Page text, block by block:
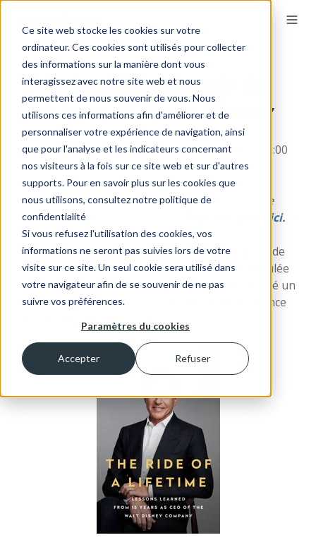
Ce site web stocke les cookies sur votre
ordinateur. Ces cookies sont utilisés pour collecter
des informations sur la manière dont vous
interagissez avec notre site web et nous
permettent de nous souvenir de vous. Nous
utilisons ces informations afin d'améliorer et de
personnaliser votre expérience de navigation, ainsi
que pour l'analyse et les indicateurs concernant
nos visiteurs à la fois sur ce site web et sur d'autres
supports. Pour en savoir plus sur les cookies que
nous utilisons, consultez notre politique de
confidentialité
Si vous refusez l'utilisation des cookies, vos
informations ne seront pas suivies lors de votre
visite sur ce site. Un seul cookie sera utilisé dans
votre navigateur afin de se souvenir de ne pas
suivre vos préférences.
Paramètres du cookies
Accepter Refuser
Trois leçons à retenir de
Bob Iger, PDG de Disney
parLouis-Samuel Jacquesle 16 janv. 2026 05:00:00
Avant de commencer, court rappel : plusieurs
activités à très haute valeur sont au programme
dans les prochaines semaines.
Toute l'info est ici.
Je viens de terminer l'excellente autobiographie de
Bob Iger, PDG de Walt Disney depuis 2005, intitulée
The Ride of a Lifetime. Bien que je n'aie jamais été un
fan de cette entreprise, j'en reconnais l'importance
et la qualité à maints égards.